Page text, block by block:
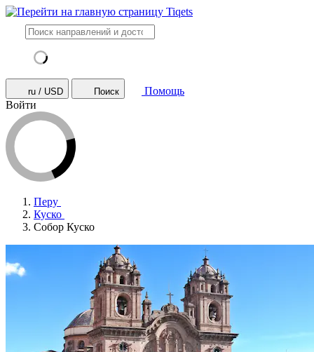
ru / USD Поиск
Помощь
Войти
Перу
Куско
Собор Куско